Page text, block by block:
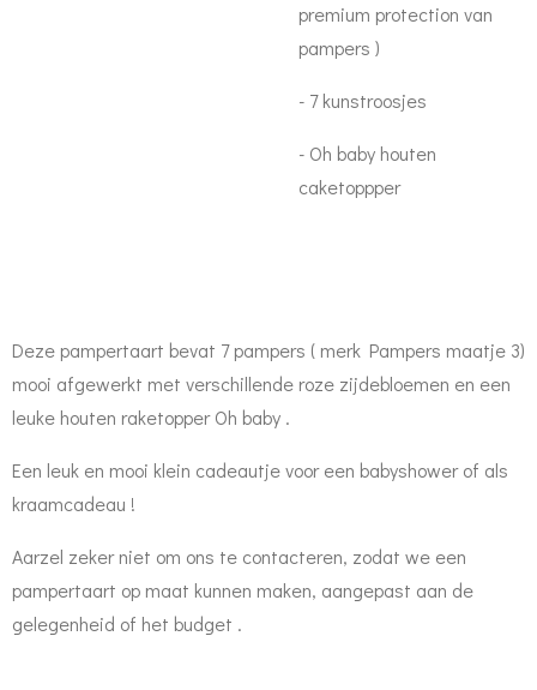
premium protection van
pampers )
- 7 kunstroosjes
- Oh baby houten
caketoppper
Deze pampertaart bevat 7 pampers ( merk Pampers maatje 3)
mooi afgewerkt met verschillende roze zijdebloemen en een
leuke houten raketopper Oh baby .
Een leuk en mooi klein cadeautje voor een babyshower of als
kraamcadeau !
Aarzel zeker niet om ons te contacteren, zodat we een
pampertaart op maat kunnen maken, aangepast aan de
gelegenheid of het budget .